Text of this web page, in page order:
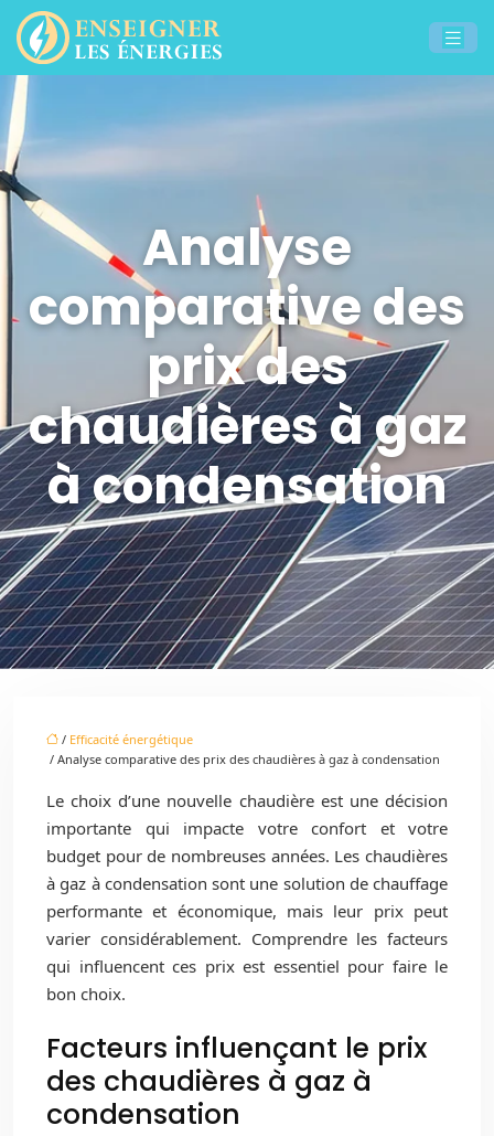
Analyse
comparative des
prix des
chaudières à gaz
à condensation
/ Efficacité énergétique
/ Analyse comparative des prix des chaudières à gaz à condensation
Le choix d’une nouvelle chaudière est une décision
importante qui impacte votre confort et votre
budget pour de nombreuses années. Les chaudières
à gaz à condensation sont une solution de chauffage
performante et économique, mais leur prix peut
varier considérablement. Comprendre les facteurs
qui influencent ces prix est essentiel pour faire le
bon choix.
Facteurs influençant le prix
des chaudières à gaz à
condensation